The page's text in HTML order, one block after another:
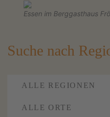
Essen im Berggasthaus
Suche nach